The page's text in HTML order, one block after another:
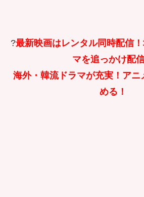
?最新映画はレンタル同時配信
マを追っかけ配信
海外・韓流ドラマが充実！アニ
める！